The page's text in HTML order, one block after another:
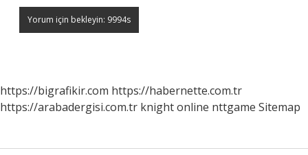
https://bigrafikir.com https://habernette.com.tr
https://arabadergisi.com.tr knight online nttgame Sitemap